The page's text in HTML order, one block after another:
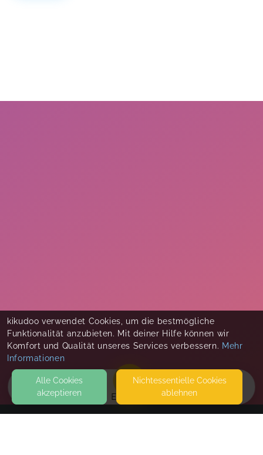
EVENTS
kikudoo verwendet Cookies, um die bestmögliche
Funktionalität anzubieten. Mit deiner Hilfe können wir
Komfort und Qualität unseres Services verbessern. Mehr
Informationen
Alle Cookies
akzeptieren
Nicht­essentielle Cookies
ablehnen